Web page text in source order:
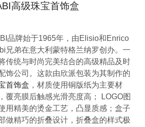
高级珠宝首饰盒
品牌始于1965年，由Elisio和Enrico
兄弟在意大利蒙特格兰纳罗创办。一
传统与时尚完美结合的高级精品及时
饰公司。这款由欣派包装为其制作的
首饰盒 ，材质使用铜版纸为主要材
覆亮膜后触感光滑亮度高； LOGO图
用精美的烫金工艺，凸显质感；盒子
做精巧的折叠设计，折叠盒的样式极